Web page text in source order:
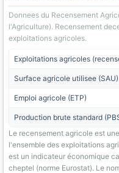
Donnees du Recensement
l'Agriculture). Recensement
exploitations agricoles.
Exploitations agricoles
Surface agricole utilisee (SAU)
Emploi agricole (ETP)
Production brute standard
Le recensement agricole est
l'ensemble des exploitations
est un indicateur économique
cheptel (norme Eurostat). Le